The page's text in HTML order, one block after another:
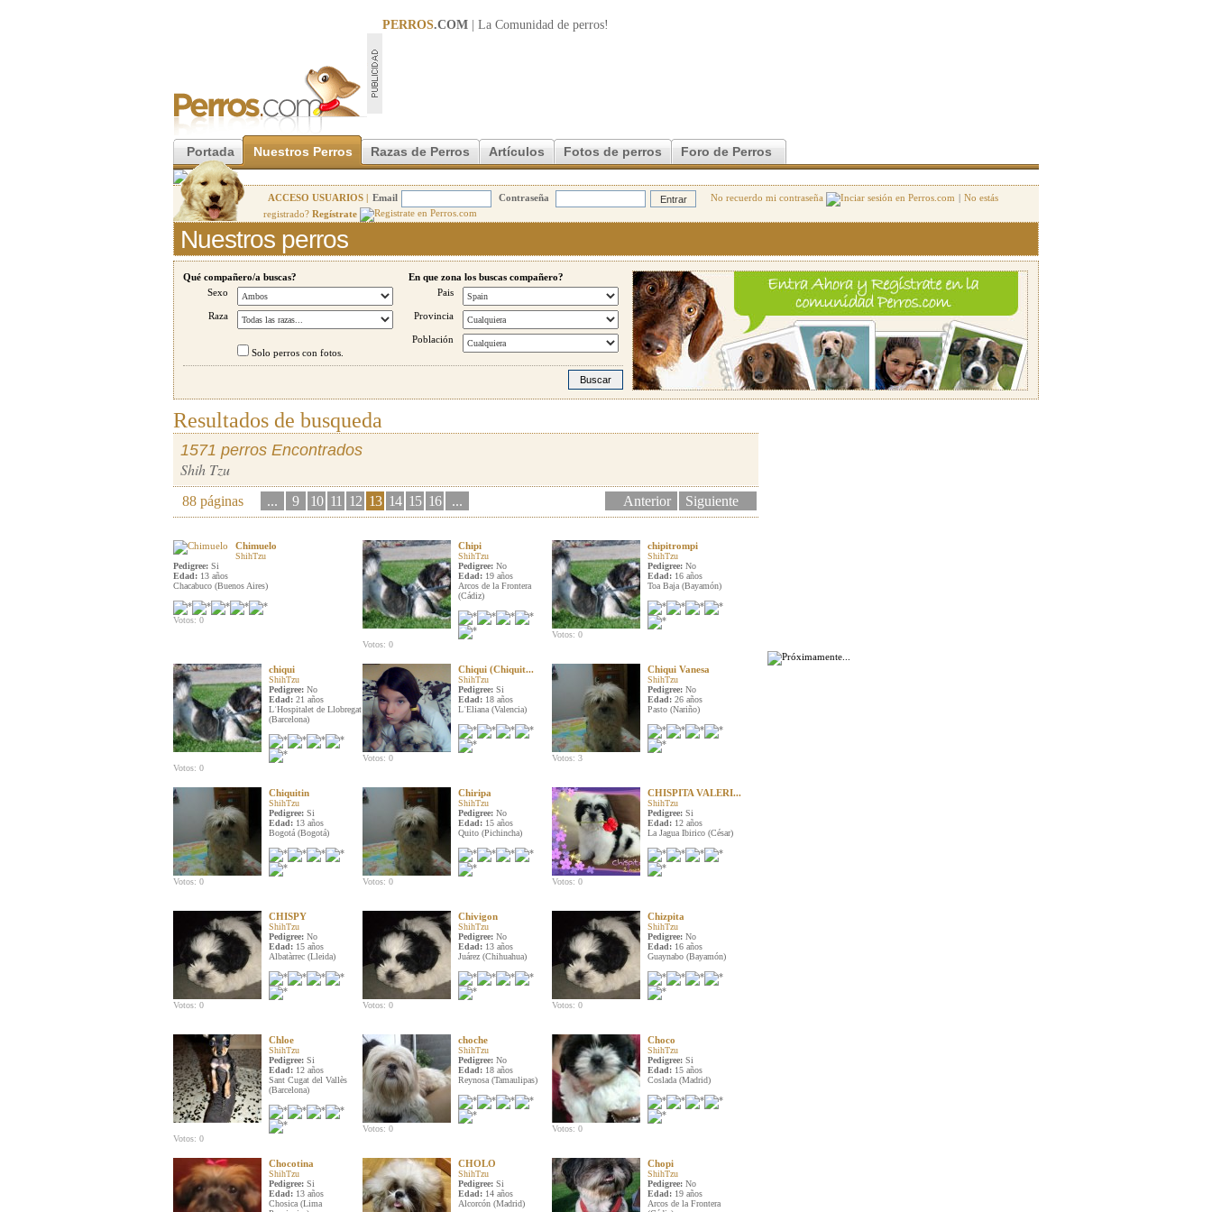
PERROS.COM | La Comunidad de perros!
Portada Nuestros Perros Razas de Perros Artículos Fotos de perros Foro de Perros
ACCESO USUARIOS | Email Contraseña No recuerdo mi contraseña | No estás
registrado? Regístrate
Nuestros perros
Qué compañero/a buscas?
Sexo
Raza
Solo perros con fotos.
En que zona los buscas compañero?
Pais
Provincia
Población
Resultados de busqueda
1571 perros Encontrados
Shih Tzu
88 páginas ... 9 10 11 12 13 14 15 16 ... Anterior Siguiente
Chimuelo
ShihTzu
Pedigree: Si
Edad: 13 años
Chacabuco (Buenos Aires)
Votos: 0
Chipi
ShihTzu
Pedigree: No
Edad: 19 años
Arcos de la Frontera
(Cádiz)
Votos: 0
chipitrompi
ShihTzu
Pedigree: No
Edad: 16 años
Toa Baja (Bayamón)
Votos: 0
chiqui
ShihTzu
Pedigree: No
Edad: 21 años
LʿHospitalet de Llobregat
(Barcelona)
Votos: 0
Chiqui (Chiquit...
ShihTzu
Pedigree: Si
Edad: 18 años
LʿEliana (Valencia)
Votos: 0
Chiqui Vanesa
ShihTzu
Pedigree: No
Edad: 26 años
Pasto (Nariño)
Votos: 3
Chiquitin
ShihTzu
Pedigree: Si
Edad: 13 años
Bogotá (Bogotá)
Votos: 0
Chiripa
ShihTzu
Pedigree: No
Edad: 15 años
Quito (Pichincha)
Votos: 0
CHISPITA VALERI...
ShihTzu
Pedigree: Si
Edad: 12 años
La Jagua Ibirico (César)
Votos: 0
CHISPY
ShihTzu
Pedigree: No
Edad: 15 años
Albatàrrec (Lleida)
Votos: 0
Chivigon
ShihTzu
Pedigree: No
Edad: 13 años
Juárez (Chihuahua)
Votos: 0
Chizpita
ShihTzu
Pedigree: No
Edad: 16 años
Guaynabo (Bayamón)
Votos: 0
Chloe
ShihTzu
Pedigree: Si
Edad: 12 años
Sant Cugat del Vallès
(Barcelona)
Votos: 0
choche
ShihTzu
Pedigree: No
Edad: 18 años
Reynosa (Tamaulipas)
Votos: 0
Choco
ShihTzu
Pedigree: Si
Edad: 15 años
Coslada (Madrid)
Votos: 0
Chocotina
ShihTzu
Pedigree: Si
Edad: 13 años
Chosica (Lima
CHOLO
ShihTzu
Pedigree: Si
Edad: 14 años
Alcorcón (Madrid)
Chopi
ShihTzu
Pedigree: No
Edad: 19 años
Arcos de la Frontera